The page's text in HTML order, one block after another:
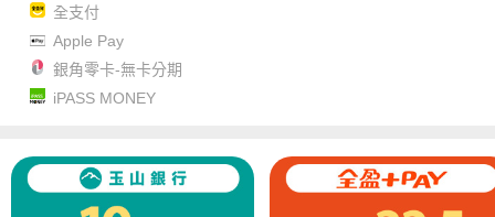
全支付
Apple Pay
銀角零卡-無卡分期
iPASS MONEY